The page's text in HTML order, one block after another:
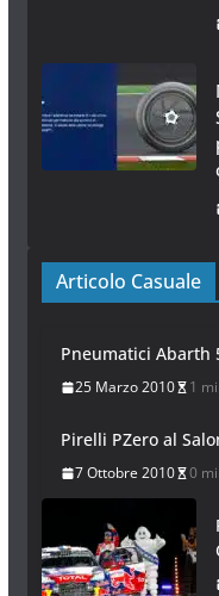
Articolo Casuale
Pneumatici Abarth
25 Marzo 2010 1
Pirelli PZero al
7 Ottobre 2010 0